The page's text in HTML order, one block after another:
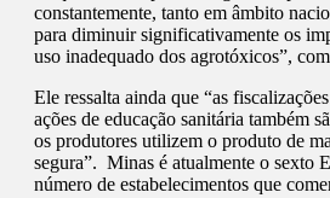
constantemente, tanto em âmbito
para diminuir significativamente os
uso inadequado dos agrotóxicos”,
Ele ressalta ainda que “as
ações de educação sanitária também
os produtores utilizem o produto de
segura”. Minas é atualmente o sexto
número de estabelecimentos que